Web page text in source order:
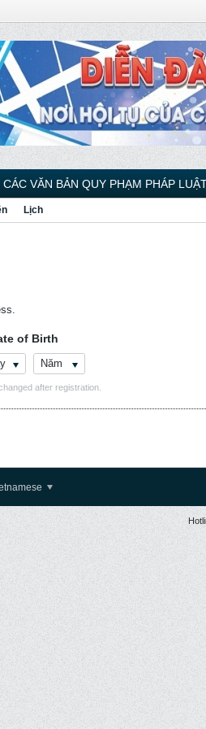
CÁC VĂN BẢN QUY PHẠM PHÁP
Lịch
of Birth
Năm
after registration.